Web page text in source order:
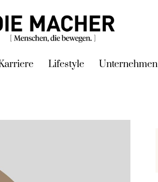
Lifestyle Unternehmen